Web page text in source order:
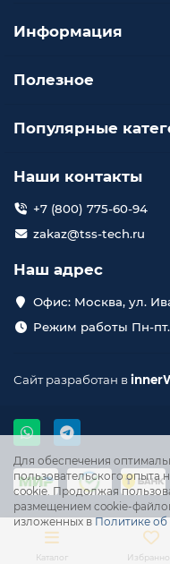
Для обеспечения
пользовательского опыта
cookie. Продолжая
размещением cookie-
изложенных вПолитике об
Информация
Полезное
Популярные
Наши контакты
+7 (800) 775-60-94
zakaz@tss-tech.ru
Наш адрес
Офис: Москва, ул.
Режим работы Пн-
Сайт разработан в
Каталог